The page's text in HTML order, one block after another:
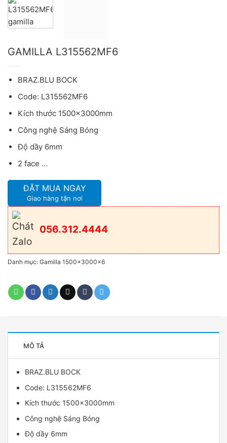
GAMILLA L315562MF6
BRAZ.BLU BOCK
Code: L315562MF6
Kích thước 1500x3000mm
Công nghệ Sáng Bóng
Độ dầy 6mm
2 face …
ĐẶT MUA NGAY
Giao hàng tận nơi
056.312.4444
Danh mục: Gamilla 1500x3000x6
MÔ TẢ
BRAZ.BLU BOCK
Code: L315562MF6
Kích thước 1500x3000mm
Công nghệ Sáng Bóng
Độ dầy 6mm